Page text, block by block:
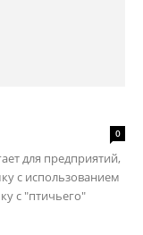
0
для предприятий,
с использованием
с "птичьего"